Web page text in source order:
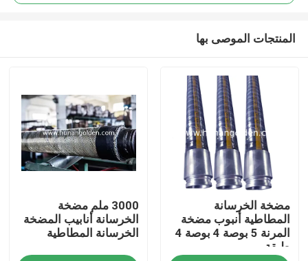
المنتجات الموصى بها
مضخة الخرسانة
المطاطية أنبوب مضخة
المرنة 5 بوصة 4 بوصة 4
طبقة
3000 ملم مضخة
الخرسانة أنابيب المضخة
الخرسانة المطاطية